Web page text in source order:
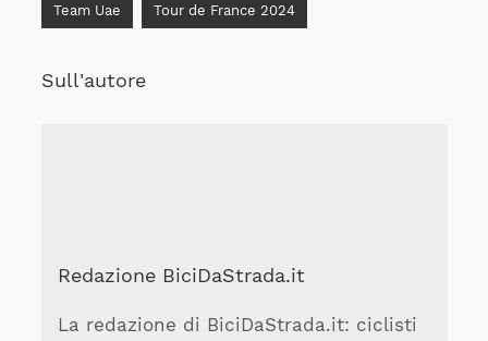
Team Uae Tour de France 2024
Sull'autore
Redazione BiciDaStrada.it
La redazione di BiciDaStrada.it: ciclisti